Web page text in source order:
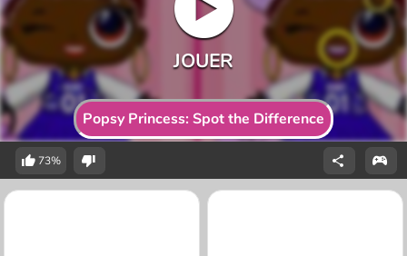
Popsy Princess: Spot the Difference
73%